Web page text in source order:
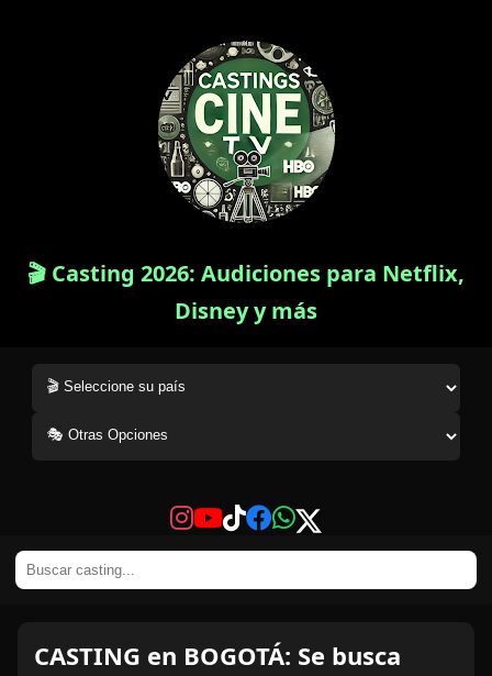
🎬 Casting 2026: Audiciones para Netflix,
Disney y más
CASTING en BOGOTÁ: Se busca